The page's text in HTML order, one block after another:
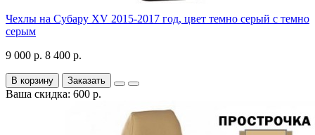
Чехлы на Субару XV 2015-2017 год, цвет темно серый с темно
серым
9 000 р. 8 400 р.
В корзину Заказать
Ваша скидка: 600 р.